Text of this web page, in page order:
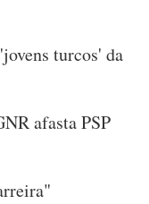
turcos' da
afasta PSP